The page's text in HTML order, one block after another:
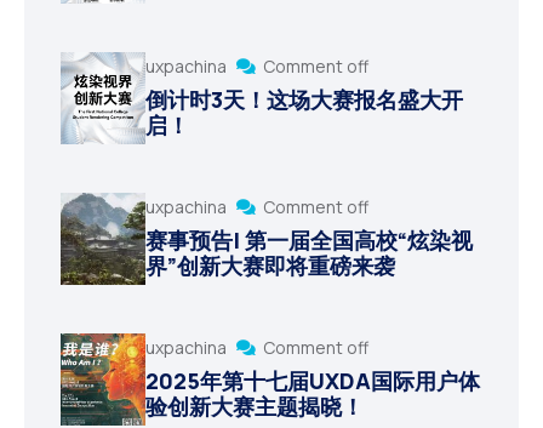
uxpachina Comment off
倒计时3天！这场大赛报名盛大开
启！
uxpachina Comment off
赛事预告| 第一届全国高校“炫染视
界”创新大赛即将重磅来袭
uxpachina Comment off
2025年第十七届UXDA国际用户体
验创新大赛主题揭晓！